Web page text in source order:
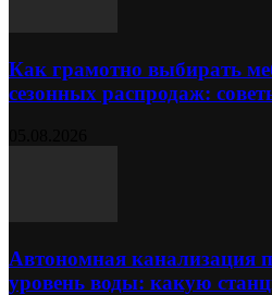
Как грамотно выбирать
сезонных распродаж:
Автономная канализация
уровень воды: какую